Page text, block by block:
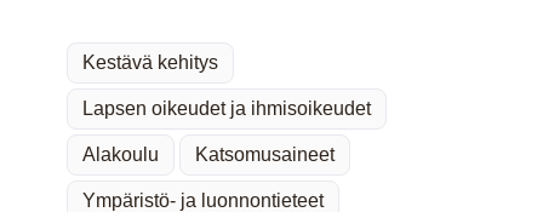
Kestävä kehitys
Lapsen oikeudet ja ihmisoikeudet
Alakoulu Katsomusaineet
Ympäristö- ja luonnontieteet